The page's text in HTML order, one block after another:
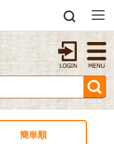
簡単順